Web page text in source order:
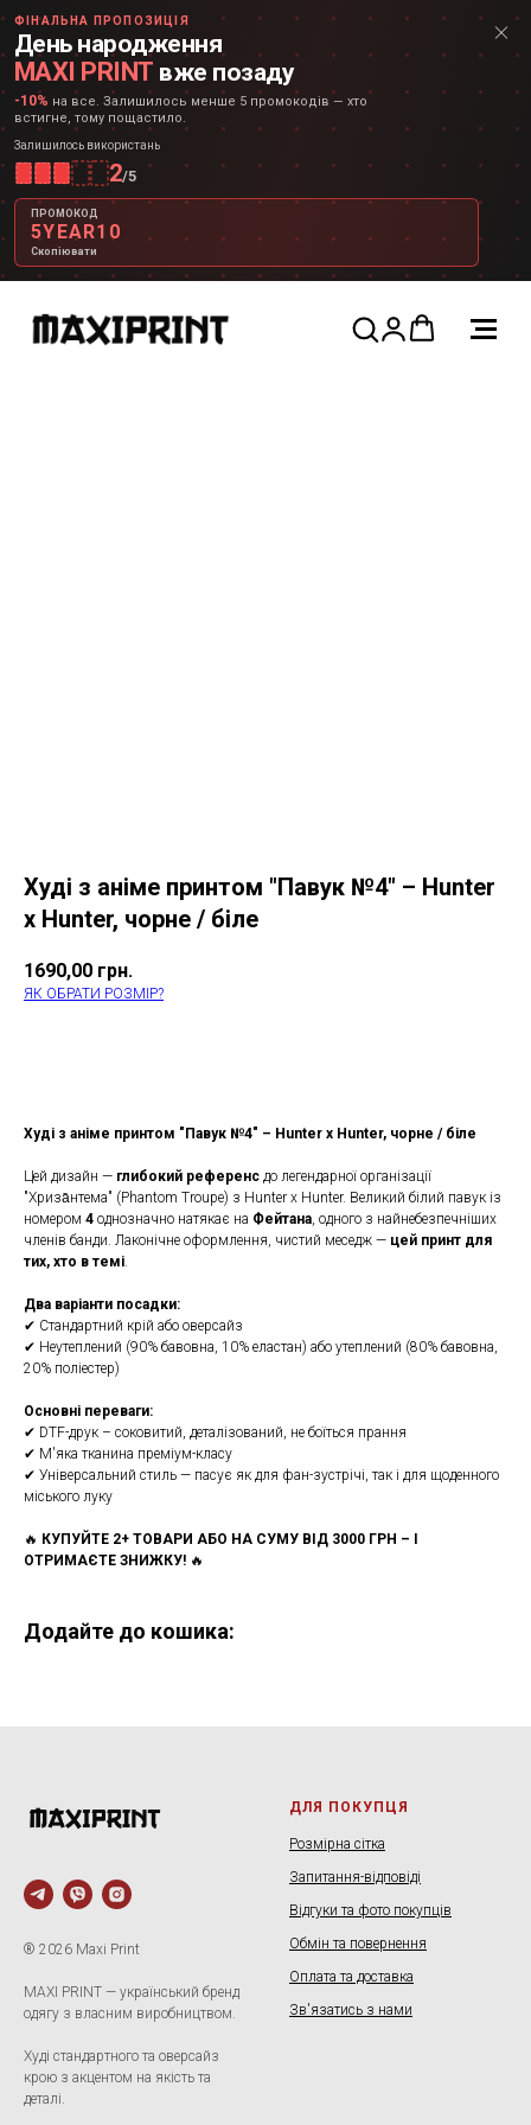
ФІНАЛЬНА ПРОПОЗИЦІЯ
День народження
MAXI PRINT вже позаду
-10% на все. Залишилось менше 5 промокодів — хто
встигне, тому пощастило.
Залишилось використань
2/5
ПРОМОКОД
5YEAR10
Скопіювати
Худі з аніме принтом "Павук №4" – Hunter
x Hunter, чорне / біле
1690,00 грн.
ЯК ОБРАТИ РОЗМІР?
Худі з аніме принтом "Павук №4" – Hunter x Hunter, чорне / біле
Цей дизайн — глибокий референс до легендарної організації
"Хриза̄нтема" (Phantom Troupe) з Hunter x Hunter. Великий білий павук із
номером 4 однозначно натякає на Фейтана, одного з найнебезпечніших
членів банди. Лаконічне оформлення, чистий меседж — цей принт для
тих, хто в темі.
Два варіанти посадки:
✔ Стандартний крій або оверсайз
✔ Неутеплений (90% бавовна, 10% еластан) або утеплений (80% бавовна,
20% поліестер)
Основні переваги:
✔ DTF-друк – соковитий, деталізований, не боїться прання
✔ М'яка тканина преміум-класу
✔ Універсальний стиль — пасує як для фан-зустрічі, так і для щоденного
міського луку
🔥 КУПУЙТЕ 2+ ТОВАРИ АБО НА СУМУ ВІД 3000 ГРН – І
ОТРИМАЄТЕ ЗНИЖКУ! 🔥
Додайте до кошика:
® 2026 Maxi Print
MAXI PRINT — український бренд
одягу з власним виробництвом.
Худі стандартного та оверсайз
крою з акцентом на якість та
деталі.
ДЛЯ ПОКУПЦЯ
Розмірна сітка
Запитання-відповіді
Відгуки та фото покупців
Обмін та повернення
Оплата та доставка
Зв'язатись з нами